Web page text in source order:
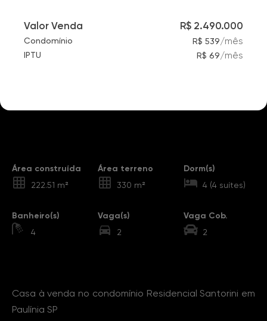
Valor Venda R$ 2.490.000
Condomínio R$ 539/mês
IPTU R$ 69/mês
Área construída
222.51 m²
Área terreno
330 m²
Dorm(s)
4 (4 suítes)
Banheiro(s)
4
Vaga(s)
2
Vaga Cob.
2
Casa à venda no condomínio Residencial Santorini em
Paulínia SP